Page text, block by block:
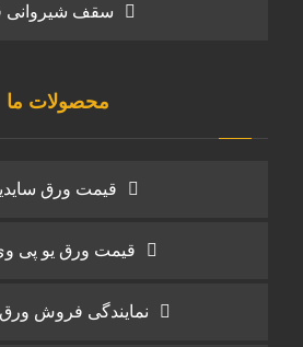
سقف شیروانی
محصولات ما
قیمت ورق
قیمت ورق یو پی
نمایندگی فروش ورق UPVC